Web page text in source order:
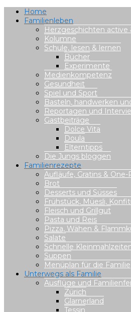
Home
Familienleben
Herzgeschichten active
Kolumne
Schule, lesen & lernen
Bücher
Experimente
Medienkompetenz
Gesundheit
Spiel und Sport
Basteln, handwerken
Reportagen und
Gastbeiträge
Dolce Vita
Doula
Elterntipps
Die Jungs bloggen
Familienrezepte
Aufläufe, Gratins & One-
Brot
Desserts und Süsses
Frühstück, Müesli,
Fleisch und Grillgut
Pasta und Reis
Pizza, Wähen &
Salate
Schnelle
Suppen
Menüplan für die Familie
Unterwegs als Familie
Ausflüge und
Zürich
Glarnerland
Tessin